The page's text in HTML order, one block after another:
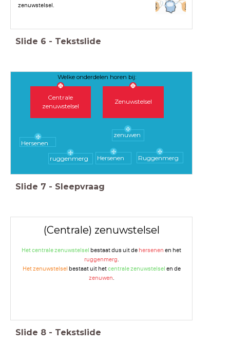
zenuwstelsel.
Slide 6 - Tekstslide
Welke onderdelen horen bij:
Centrale
zenuwstelsel
Zenuwstelsel
zenuwen
Hersenen
Hersenen
ruggenmerg Ruggenmerg
Slide 7 - Sleepvraag
(Centrale) zenuwstelsel
Het centrale zenuwstelsel bestaat dus uit de hersenen en het
ruggenmerg.
Het zenuwstelsel bestaat uit hetcentrale zenuwstelsel en de
zenuwen.
Slide 8 - Tekstslide